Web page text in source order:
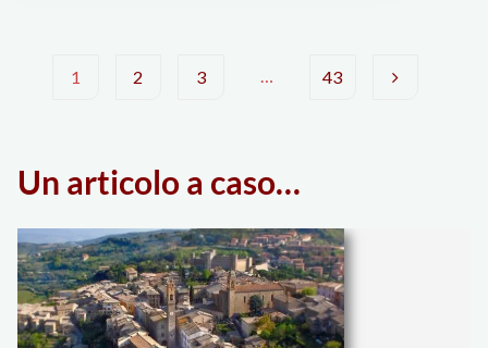
degli
articoli
1 2 3 43
Un articolo a caso…